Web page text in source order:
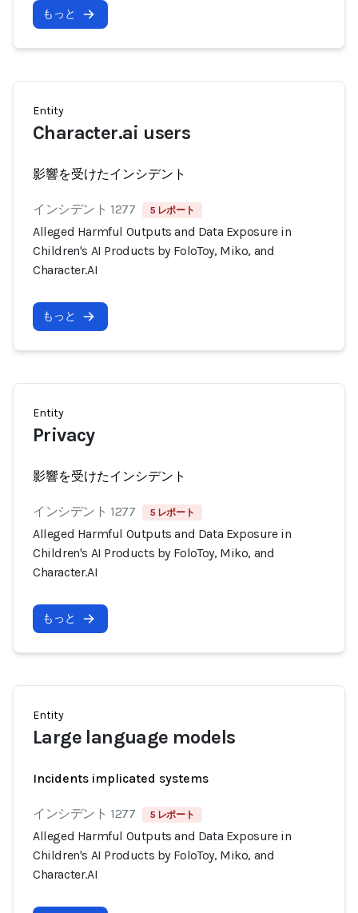
もっと
Entity
Character.ai users
影響を受けたインシデント
インシデント 1277 5 レポート
Alleged Harmful Outputs and Data Exposure in
Children's AI Products by FoloToy, Miko, and
Character.AI
もっと
Entity
Privacy
影響を受けたインシデント
インシデント 1277 5 レポート
Alleged Harmful Outputs and Data Exposure in
Children's AI Products by FoloToy, Miko, and
Character.AI
もっと
Entity
Large language models
Incidents implicated systems
インシデント 1277 5 レポート
Alleged Harmful Outputs and Data Exposure in
Children's AI Products by FoloToy, Miko, and
Character.AI